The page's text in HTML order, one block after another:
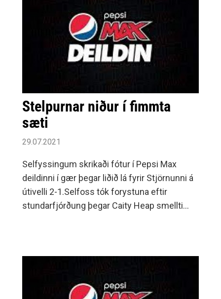
Stelpurnar niður í fimmta
sæti
29.07.2021
Selfyssingum skrikaði fótur í Pepsi Max
deildinni í gær þegar liðið lá fyrir Stjörnunni á
útivelli 2-1.Selfoss tók forystuna eftir
stundarfjórðung þegar Caity Heap smellti